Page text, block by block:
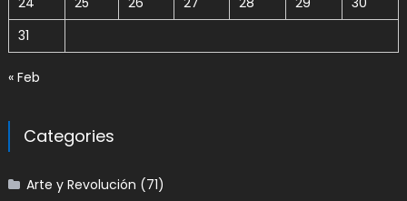
31
« Feb
Categories
Arte y Revolución (71)